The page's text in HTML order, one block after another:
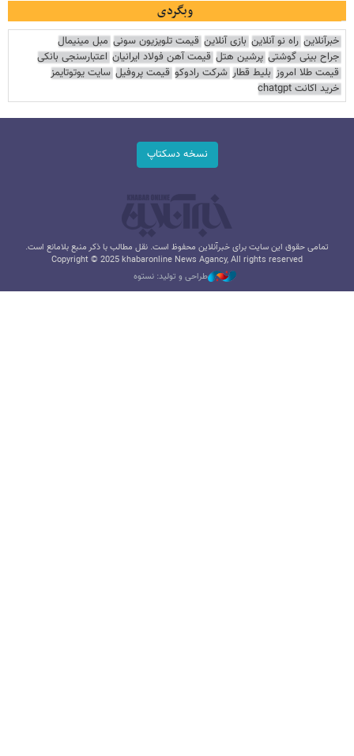
وبگردی
خبرآنلاین راه نو آنلاین بازی آنلاین قیمت تلویزیون سونی مبل مینیمال
جراح بینی گوشتی پرشین هتل قیمت آهن فولاد ایرانیان اعتبارسنجی بانکی
قیمت طلا امروز بلیط قطار شرکت رادوکو قیمت پروفیل سایت یوتوتایمز
خرید اکانت chatgpt
نسخه دسکتاپ
تمامی حقوق این سایت برای خبرآنلاین محفوظ است. نقل مطالب با ذکر منبع بلامانع است.
Copyright © 2025 khabaronline News Agancy, All rights reserved
طراحی و تولید: نستوه